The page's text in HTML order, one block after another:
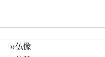
»仏像